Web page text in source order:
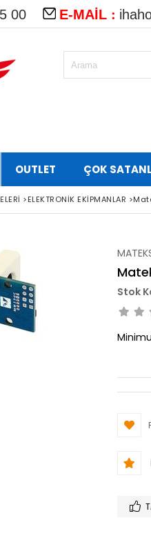
00 E-MAİL :
OUTLET ÇOK
>ELEKTRONİK EKİPMANLAR >